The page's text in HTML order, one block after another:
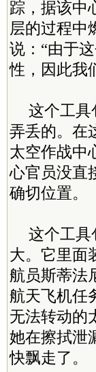
踪，据该中
层的过程中
说：“由于
性，因此我
这个工具
弄丢的。在
太空作战中
心官员没直
确切位置。
这个工具
大。它里面
航员斯蒂法
航天飞机任
无法转动的
她在擦拭泄
快飘走了。